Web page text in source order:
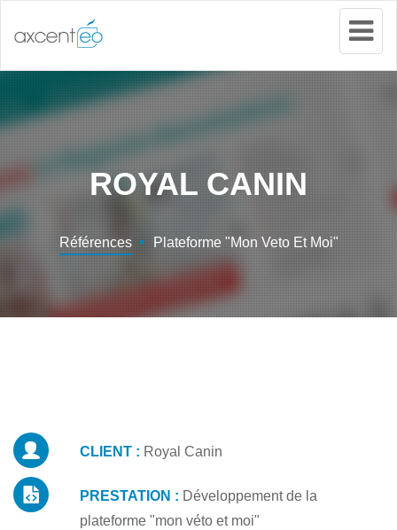
ROYAL CANIN
Références Plateforme "Mon Veto Et Moi"
CLIENT : Royal Canin
PRESTATION : Développement de la
plateforme "mon véto et moi"